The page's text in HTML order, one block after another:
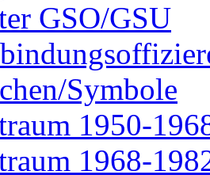
GSO/GSU
Symbole
1950-
1968-